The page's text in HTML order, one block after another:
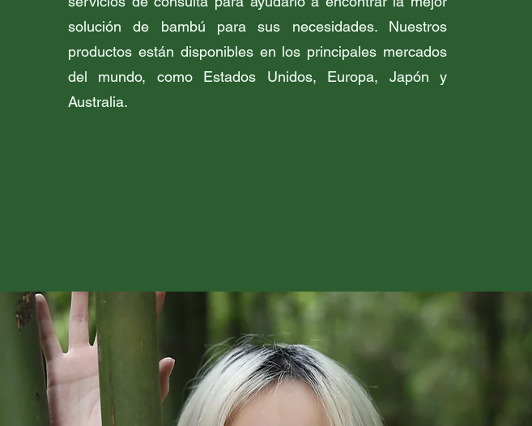
solución de bambú para sus necesidades. Nuestros
productos están disponibles en los principales mercados
del mundo, como Estados Unidos, Europa, Japón y
Australia.